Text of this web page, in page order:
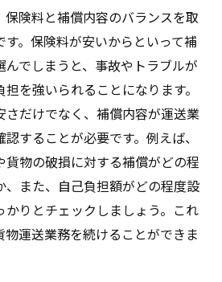
保険料と補償内容のバランスを取
。保険料が安いからといって補
でしまうと、事故やトラブルが
を強いられることになります。
さだけでなく、補償内容が運送業
することが必要です。例えば、
貨物の破損に対する補償がどの程
、また、自己負担額がどの程度設
かりとチェックしましょう。これ
物運送業務を続けることができま